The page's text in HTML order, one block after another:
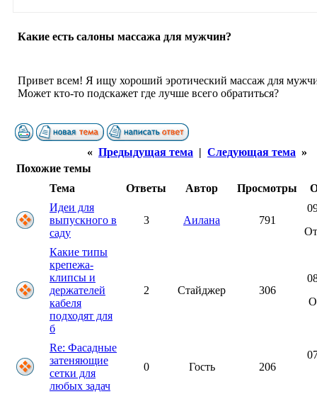
Какие есть салоны массажа для мужчин?
Привет всем! Я ищу хороший эротический массаж для
Может кто-то подскажет где лучше всего обратиться?
« Предыдущая тема | Следующая тема »
Похожие темы
Тема
Ответы Автор Просмотры
Идеи для
выпускного в
саду
3 Аилана 791
Какие типы
крепежа-
клипсы и
держателей
кабеля
подходят для
б
2 Стайджер 306
Re: Фасадные
затеняющие
сетки для
любых задач
0 Гость 206